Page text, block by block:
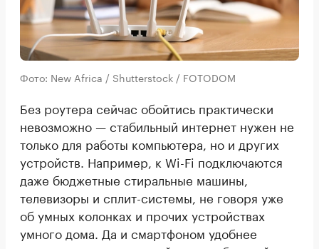
Фото: New Africa / Shutterstock / FOTODOM
Без роутера сейчас обойтись практически
невозможно — стабильный интернет нужен не
только для работы компьютера, но и других
устройств. Например, к Wi-Fi подключаются
даже бюджетные стиральные машины,
телевизоры и сплит-системы, не говоря уже
об умных колонках и прочих устройствах
умного дома. Да и смартфоном удобнее